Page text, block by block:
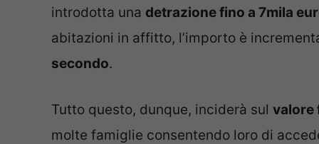
introdotta una detrazione fino a 7mila
abitazioni in affitto, l’importo è
secondo.
Tutto questo, dunque, inciderà sul valore
molte famiglie consentendo loro di